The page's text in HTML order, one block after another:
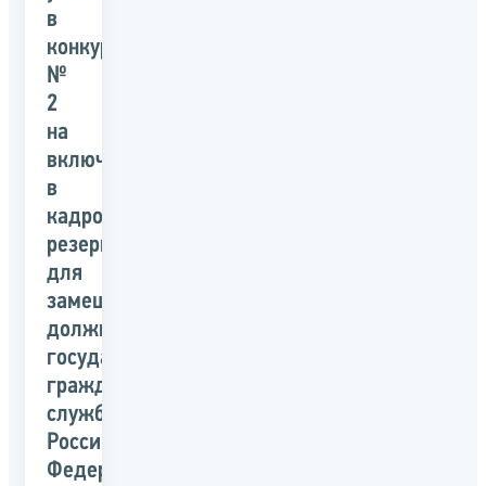
в
конкурсе
№
2
на
включение
в
кадровый
резерв
для
замещения
должностей
государственной
гражданской
службы
Российской
Федерации